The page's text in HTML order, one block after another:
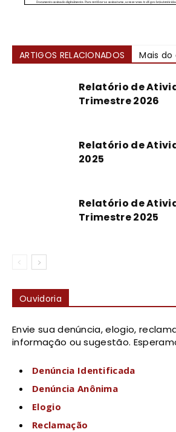
ARTIGOS RELACIONADOS Mais
Relatório de
Trimestre 2026
Relatório de
2025
Relatório de
Trimestre 2025
Ouvidoria
Envie sua denúncia, elogio,
informação ou sugestão.
Denúncia Identificada
Denúncia Anônima
Elogio
Reclamação